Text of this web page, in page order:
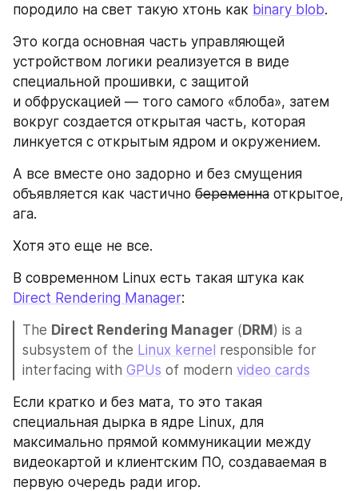
породило на свет такую хтонь как binary blob.
Это когда основная часть управляющей
устройством логики реализуется в виде
специальной прошивки, с защитой
и обфрускацией — того самого «блоба», затем
вокруг создается открытая часть, которая
линкуется с открытым ядром и окружением.
А все вместе оно задорно и без смущения
объявляется как частично беременна открытое,
ага.
Хотя это еще не все.
Direct Rendering Manager:
The Direct Rendering Manager ( DRM ) is a
subsystem of the Linux kernel responsible for
interfacing with GPUs of modern video cards
Если кратко и без мата, то это такая
специальная дырка в ядре Linux, для
максимально прямой коммуникации между
видеокартой и клиентским ПО, создаваемая в
первую очередь ради игор.